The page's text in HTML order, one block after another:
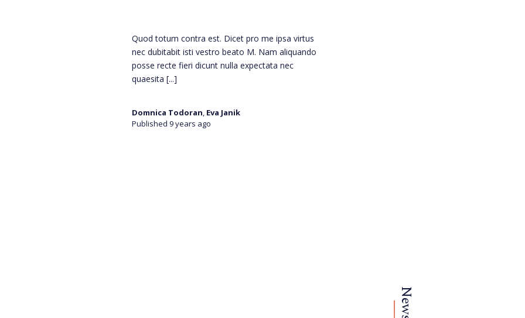
Quod totum contra est. Dicet pro me ipsa virtus
nec dubitabit isti vestro beato M. Nam aliquando
posse recte fieri dicunt nulla expectata nec
quaesita [...]
Domnica Todoran, Eva Janik
Published 9 years ago